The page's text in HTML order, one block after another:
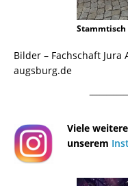
Stammtisch
Bilder – Fachschaft Jura
augsburg.de
Viele
unserem